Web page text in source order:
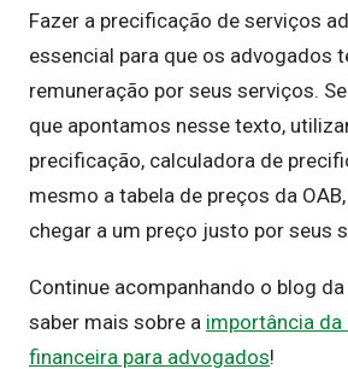
Fazer a precificação de serviços
essencial para que os advogados
remuneração por seus serviços.
que apontamos nesse texto,
precificação, calculadora de
mesmo a tabela de preços da
chegar a um preço justo por seus
Continue acompanhando o blog
saber mais sobre a importância
financeira para advogados!